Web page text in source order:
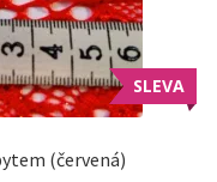
SLEVA
(červená)